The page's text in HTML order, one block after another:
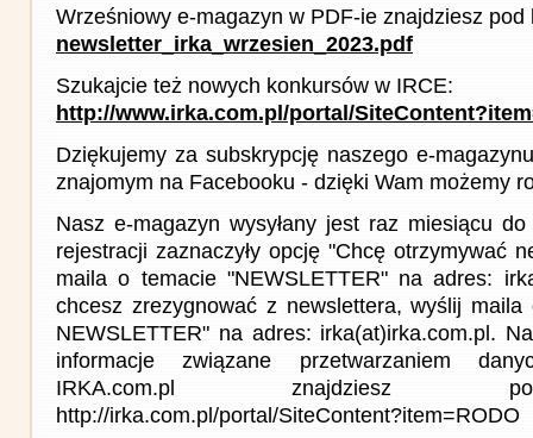
Wrześniowy e-magazyn w PDF-ie znajdziesz pod
newsletter_irka_wrzesien_2023.pdf
Szukajcie też nowych konkursów w IRCE:
http://www.irka.com.pl/portal/
Dziękujemy za subskrypcję naszego e-
znajomym na Facebooku - dzięki Wam możemy
Nasz e-magazyn wysyłany jest raz miesiącu
rejestracji zaznaczyły opcję "Chcę otrzymywać
maila o temacie "NEWSLETTER" na adres:
chcesz zrezygnować z newslettera, wyślij
NEWSLETTER" na adres: irka(at)irka.com.pl.
informacje związane przetwarzaniem
IRKA.com.pl znajdziesz
http://irka.com.pl/portal/SiteContent?item=RODO